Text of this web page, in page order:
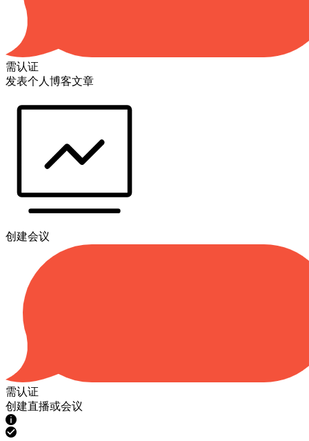
需认证
发表个人博客文章
创建会议
需认证
创建直播或会议